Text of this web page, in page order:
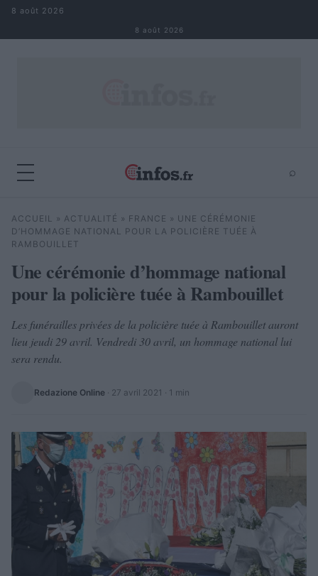
Aller au contenu
8 août 2026
8 août 2026
⌕
Rechercher
ACCUEIL » ACTUALITÉ » FRANCE » UNE CÉRÉMONIE
D’HOMMAGE NATIONAL POUR LA POLICIÈRE TUÉE À
RAMBOUILLET
Une cérémonie d’hommage national
pour la policière tuée à Rambouillet
Les funérailles privées de la policière tuée à Rambouillet auront
lieu jeudi 29 avril. Vendredi 30 avril, un hommage national lui
sera rendu.
Redazione Online · 27 avril 2021 · 1 min